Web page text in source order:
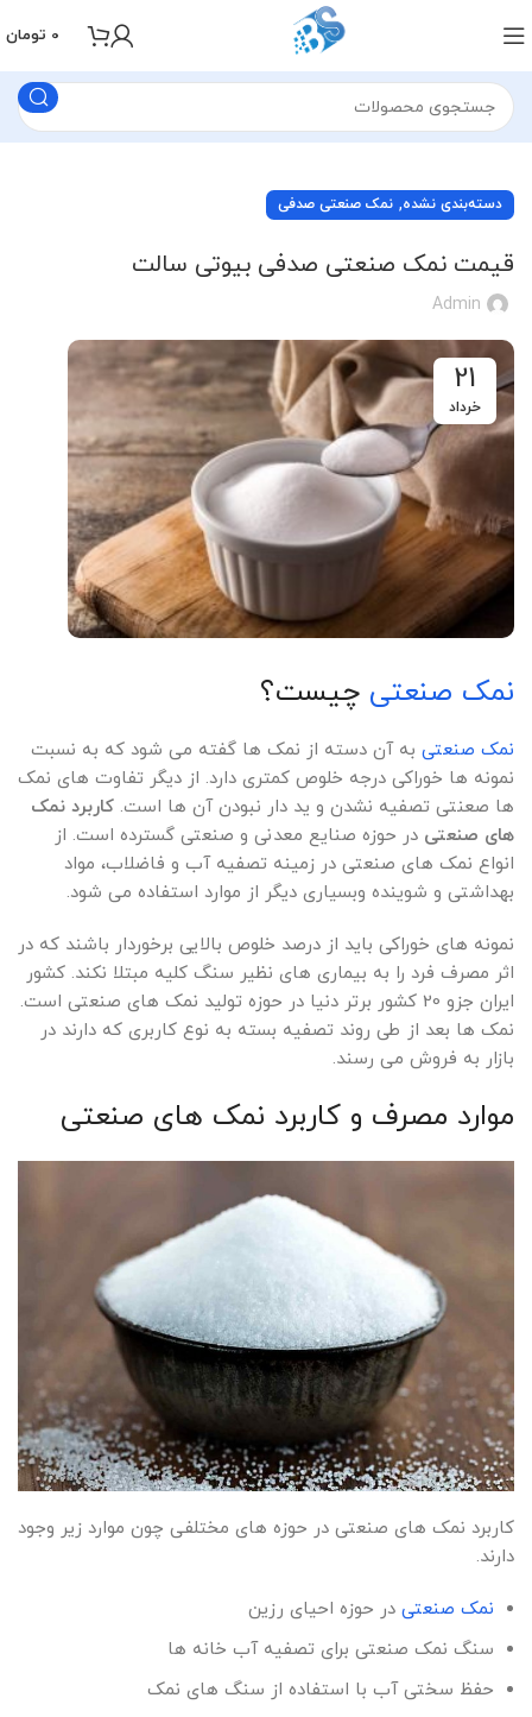
0 تومان
دسته‌بندی نشده, نمک صنعتی صدفی
قیمت نمک صنعتی صدفی بیوتی سالت
Admin
21
خرداد
نمک صنعتی چیست؟
نمک صنعتی به آن دسته از نمک ها گفته می شود که به نسبت
نمونه ها خوراکی درجه خلوص کمتری دارد. از دیگر تفاوت های نمک
ها صعنتی تصفیه نشدن و ید دار نبودن آن ها است. کاربرد نمک
های صنعتی در حوزه صنایع معدنی و صنعتی گسترده است. از
انواع نمک های صنعتی در زمینه تصفیه آب و فاضلاب، مواد
بهداشتی و شوینده وبسیاری دیگر از موارد استفاده می شود.
نمونه های خوراکی باید از درصد خلوص بالایی برخوردار باشند که در
اثر مصرف فرد را به بیماری های نظیر سنگ کلیه مبتلا نکند. کشور
ایران جزو 20 کشور برتر دنیا در حوزه تولید نمک های صنعتی است.
نمک ها بعد از طی روند تصفیه بسته به نوع کاربری که دارند در
بازار به فروش می رسند.
موارد مصرف و کاربرد نمک های صنعتی
کاربرد نمک های صنعتی در حوزه های مختلفی چون موارد زیر وجود
دارند.
نمک صنعتی در حوزه احیای رزین
سنگ نمک صنعتی برای تصفیه آب خانه ها
حفظ سختی آب با استفاده از سنگ های نمک